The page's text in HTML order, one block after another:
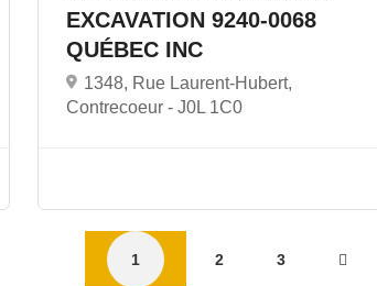
EXCAVATION 9240-0068
QUÉBEC INC
1348, Rue Laurent-Hubert,
Contrecoeur - J0L 1C0
1 2 3